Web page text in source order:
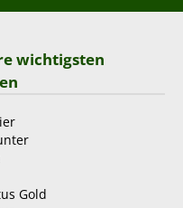
wichtigsten
Gold